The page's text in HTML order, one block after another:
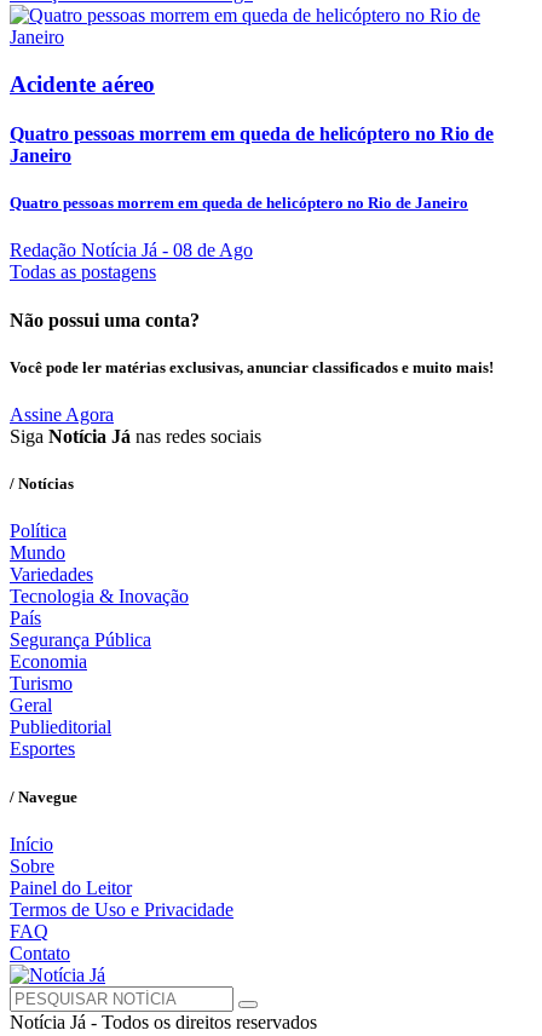
Acidente aéreo
Quatro pessoas morrem em queda de helicóptero no Rio de
Janeiro
Quatro pessoas morrem em queda de helicóptero no Rio de Janeiro
Redação Notícia Já - 08 de Ago
Todas as postagens
Não possui uma conta?
Você pode ler matérias exclusivas, anunciar classificados e muito mais!
Assine Agora
Siga Notícia Já nas redes sociais
/ Notícias
Política
Mundo
Variedades
Tecnologia & Inovação
País
Segurança Pública
Economia
Turismo
Geral
Publieditorial
Esportes
/ Navegue
Início
Sobre
Painel do Leitor
Termos de Uso e Privacidade
FAQ
Contato
Notícia Já - Todos os direitos reservados